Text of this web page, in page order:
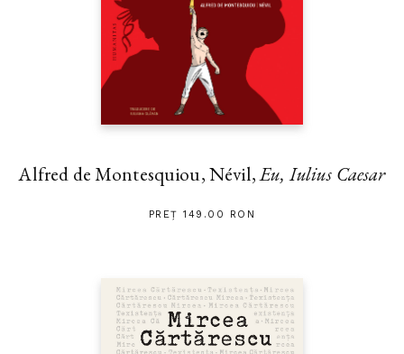
Alfred de Montesquiou, Névil,Eu, Iulius Caesar
PREȚ 149.00 RON